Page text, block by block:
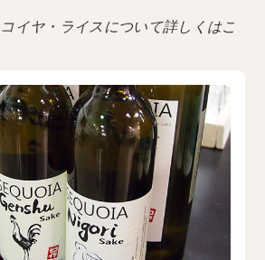
イヤ・ライスについて詳しくはこ